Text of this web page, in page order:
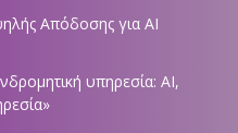
Απόδοσης για AI
υπηρεσία: AI,